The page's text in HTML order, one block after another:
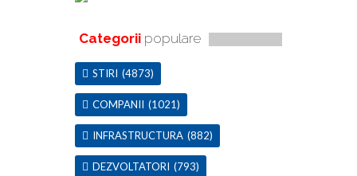
Categorii populare
STIRI (4873)
COMPANII (1021)
INFRASTRUCTURA (882)
DEZVOLTATORI (793)